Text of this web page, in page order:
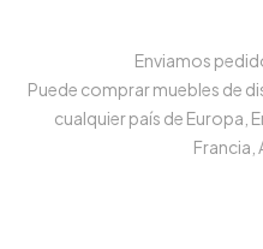
Enviamos
Puede comprar muebles de
cualquier país de Europa,
Francia,